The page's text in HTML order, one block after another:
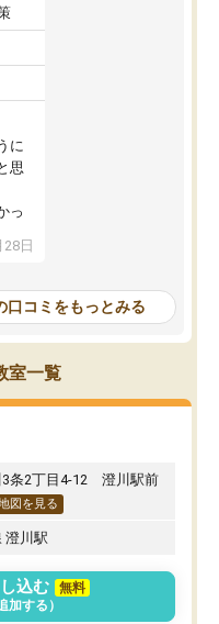
に
思
っ
日
口コミをもっとみる
室一覧
3条2丁目4-12 澄川駅前
図を見る
澄川駅
込む
無料
加する）